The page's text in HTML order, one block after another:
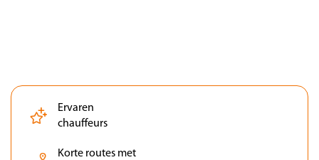
Ervaren
chauffeurs
Korte routes met